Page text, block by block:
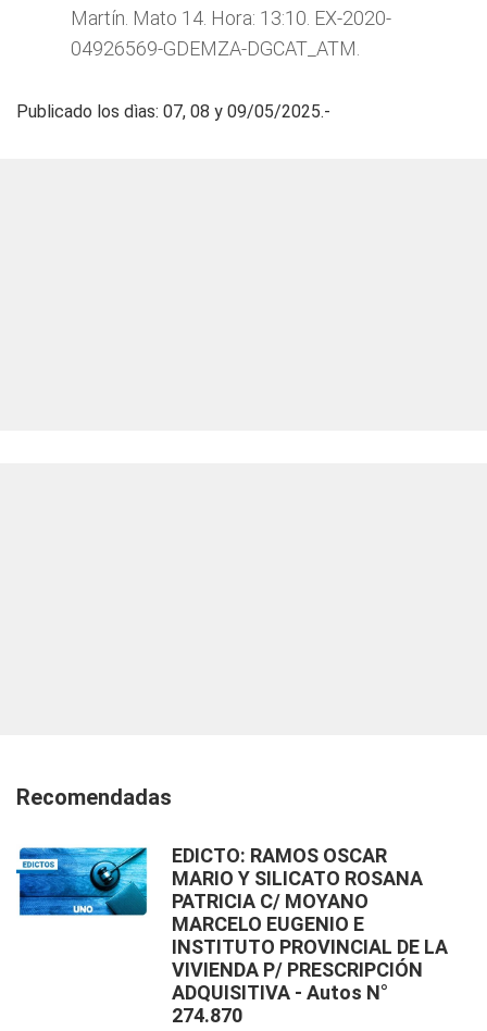
Martín. Mato 14. Hora: 13:10. EX-2020-
04926569-GDEMZA-DGCAT_ATM.
Publicado los dìas: 07, 08 y 09/05/2025.-
Recomendadas
EDICTO: RAMOS OSCAR
MARIO Y SILICATO ROSANA
PATRICIA C/ MOYANO
MARCELO EUGENIO E
INSTITUTO PROVINCIAL DE LA
VIVIENDA P/ PRESCRIPCIÓN
ADQUISITIVA - Autos N°
274.870